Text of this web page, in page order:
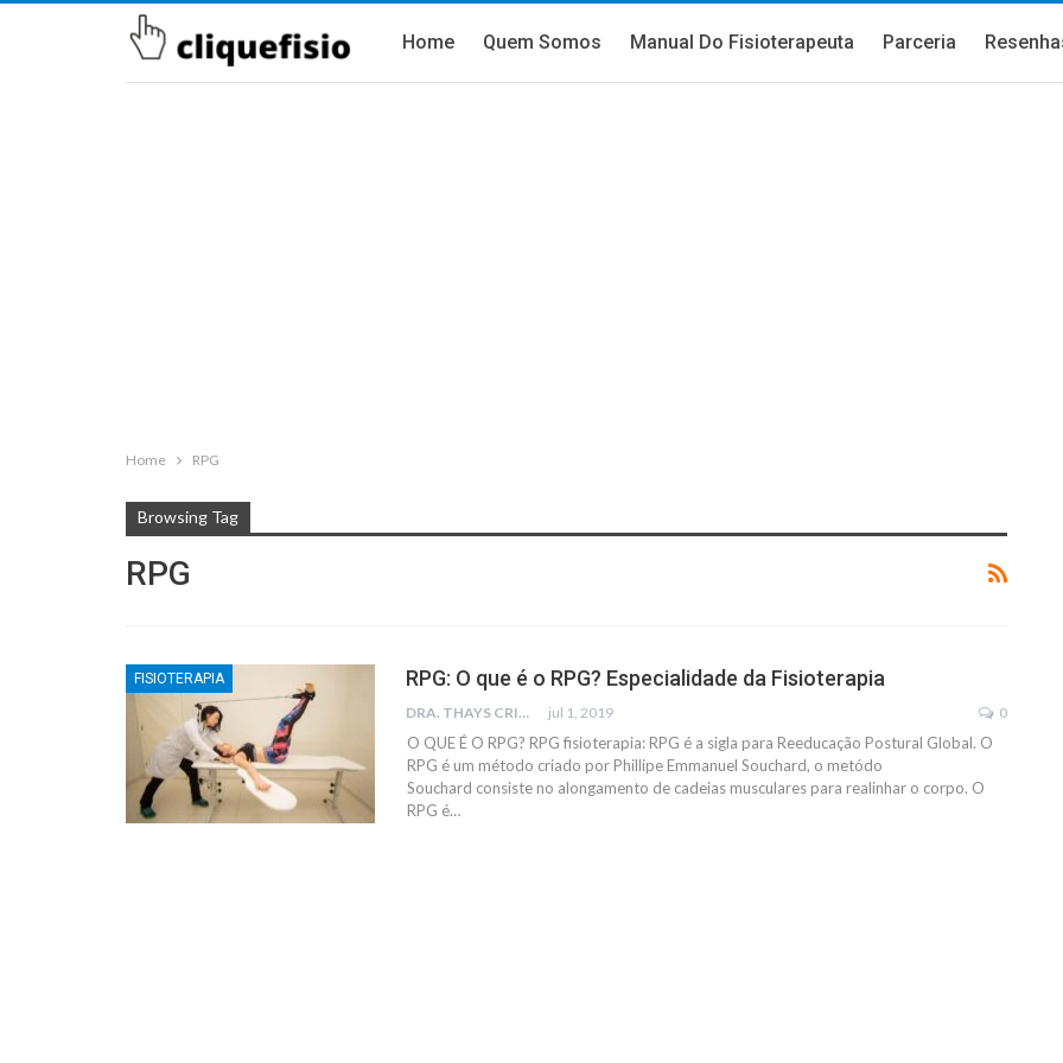
Home Quem Somos Manual Do Fisioterapeuta Parceria
Home RPG
Browsing Tag
RPG
FISIOTERAPIA RPG: O que é o RPG? Especialidade da Fisioterapia
DRA. THAYS CRISTINA RODRIGUES jul 1, 2019 0
O QUE É O RPG? RPG fisioterapia: RPG é a sigla para Reeducação Postural Global. O
RPG é um método criado por Phillipe Emmanuel Souchard, o metódo
Souchard consiste no alongamento de cadeias musculares para realinhar o corpo. O
RPG é…